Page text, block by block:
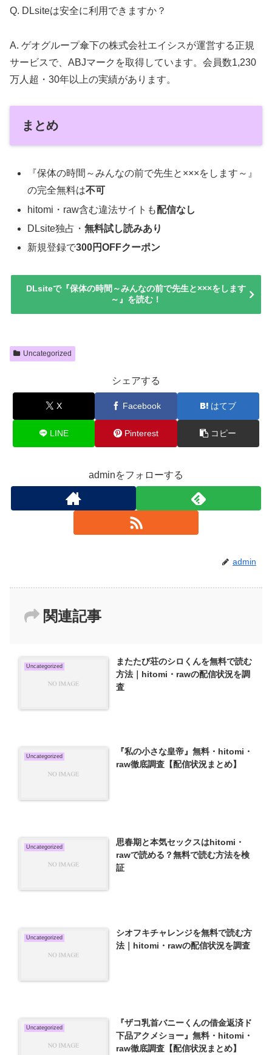
Q. DLsiteは安全に利用できますか？
A. ゲオグループ傘下の株式会社エイシスが運営する正規
サービスで、ABJマークを取得しています。会員数1,230
万人超・30年以上の実績があります。
まとめ
『保体の時間～みんなの前で先生と×××をします～』
の完全無料は不可
hitomi・raw含む違法サイトも配信なし
DLsite独占・無料試し読みあり
新規登録で300円OFFクーポン
DLsiteで『保体の時間～みんなの前で先生と×××をします
～』を読む！
Uncategorized
シェアする
X Facebook はてブ
LINE Pinterest コピー
adminをフォローする
admin
関連記事
Uncategorized
またたび荘のシロくんを無料で読む
方法｜hitomi・rawの配信状況を調
査
Uncategorized
『私の小さな皇帝』無料・hitomi・
raw徹底調査【配信状況まとめ】
Uncategorized
思春期と本気セックスはhitomi・
rawで読める？無料で読む方法を検
証
Uncategorized
シオフキチャレンジを無料で読む方
法｜hitomi・rawの配信状況を調査
Uncategorized
『ザコ乳首バニーくんの借金返済ド
下品アクメショー』無料・hitomi・
raw徹底調査【配信状況まとめ】